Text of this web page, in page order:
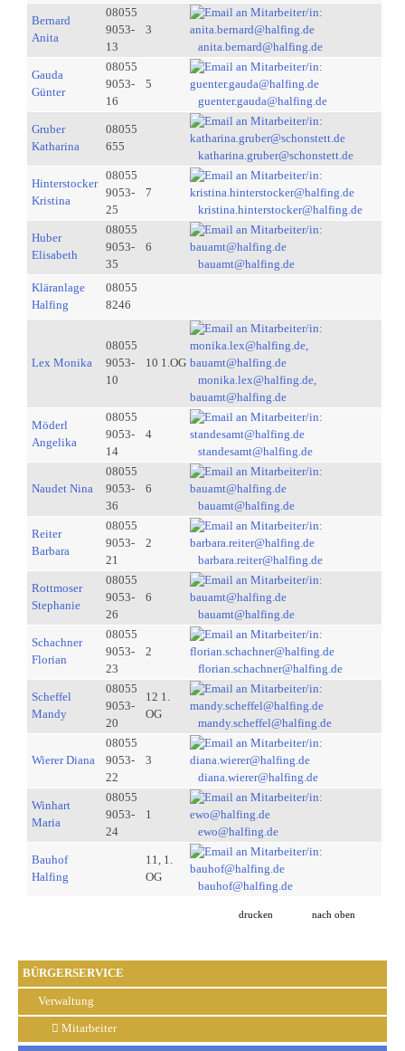
BÜRGERSERVICE
Verwaltung
Mitarbeiter
Bernard
Anita
08055
9053-
13
3
anita.bernard@halfing.de
Gauda
Günter
08055
9053-
16
5
guenter.gauda@halfing.de
Gruber
Katharina
08055
655
katharina.gruber@schonstett.de
Hinterstocker
Kristina
08055
9053-
25
7
kristina.hinterstocker@halfing.de
Huber
Elisabeth
08055
9053-
35
6
bauamt@halfing.de
Kläranlage
Halfing
08055
8246
Lex Monika
08055
9053-
10
10 1.OG
monika.lex@halfing.de,
bauamt@halfing.de
Möderl
Angelika
08055
9053-
14
4
standesamt@halfing.de
Naudet Nina
08055
9053-
36
6
bauamt@halfing.de
Reiter
Barbara
08055
9053-
21
2
barbara.reiter@halfing.de
Rottmoser
Stephanie
08055
9053-
26
6
bauamt@halfing.de
Schachner
Florian
08055
9053-
23
2
florian.schachner@halfing.de
Scheffel
Mandy
08055
9053-
20
12 1.
OG
mandy.scheffel@halfing.de
Wierer Diana
08055
9053-
22
3
diana.wierer@halfing.de
Winhart
Maria
08055
9053-
24
1
ewo@halfing.de
Bauhof
Halfing
11, 1.
OG
bauhof@halfing.de
drucken nach oben